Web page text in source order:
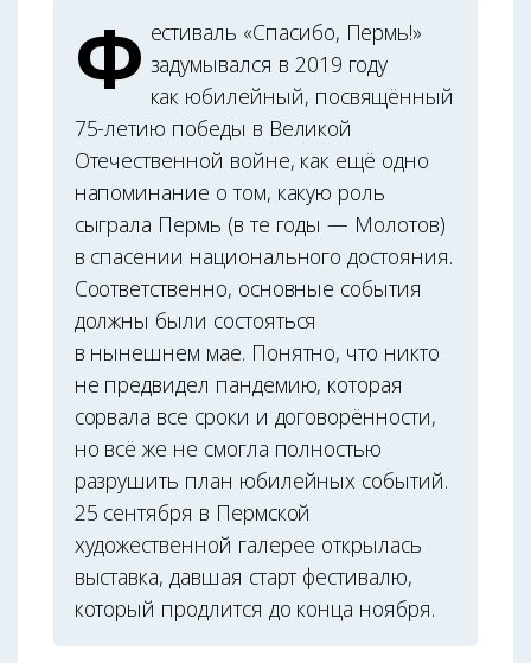
Ф естиваль «Спасибо, Пермь!»
задумывался в 2019 году
как юбилейный, посвящённый
75-летию победы в Великой
Отечественной войне, как ещё одно
напоминание о том, какую роль
сыграла Пермь (в те годы — Молотов)
в спасении национального достояния.
Соответственно, основные события
должны были состояться
в нынешнем мае. Понятно, что никто
не предвидел пандемию, которая
сорвала все сроки и договорённости,
но всё же не смогла полностью
разрушить план юбилейных событий.
25 сентября в Пермской
художественной галерее открылась
выставка, давшая старт фестивалю,
который продлится до конца ноября.